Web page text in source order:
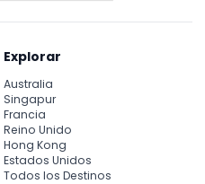
Explorar
Australia
Singapur
Francia
Reino Unido
Hong Kong
Estados Unidos
Todos los Destinos